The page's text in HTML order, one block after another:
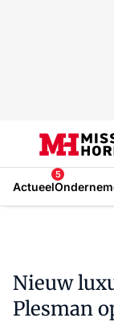
Actueel
5
Nieuw
Plesman